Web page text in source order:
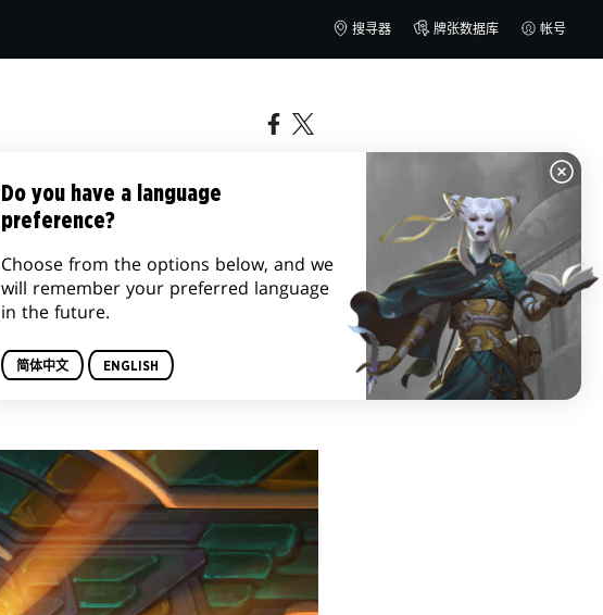
搜寻器 牌张数据库 帐号
Do you have a language
preference?
Choose from the options below, and we
will remember your preferred language
in the future.
简体中文 ENGLISH